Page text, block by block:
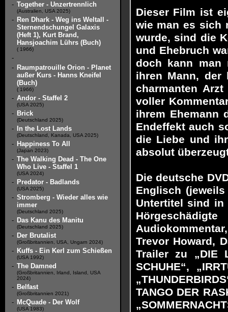
- Together - Unzertrennlich
(Australien, USA 2025)
- Ren Dhark - Weg ins Weltall -
Sternendschungel Galaxis
(Heft 1), Kurt Brand,
Hansjoachim Lührs (Buch)
( 1966)
-
- Raumpatrouille Orion - Planet
außer Kurs - Hanns Kneifel
(Buch)
( 1966)
- Andor - Staffel 2
(USA 2025)
- Brick
(Deutschland 2025)
- In the Lost Lands
(Deutschland, Kanada, USA 2025)
- Happiness To All
(Japan 2023)
- The Walking Dead - The One
Who Live - Staffel 1
(USA 2024)
- Predator - Badlands
(USA 2025)
- Stromberg - Wieder alles wie
immer
(Deutschland 2025)
- Das Kanu des Manitu
(Deutschland 2025)
- Der Brutalist
(Großbritannien, USA, Ungarn 2024)
- Kuffs - Ein Kerl zum Schießen
(USA 1992)
- The Damned
(Großbritannien, Irland, Island, USA
2024)
- Belfast
(Großbritannien 2021)
- McQuade - Der Wolf
(USA 1983)
Dieser Film ist
wie man es sich
wurde, sind die
und Ehebruch
doch kann man
ihren Mann,
charmanten
voller
ihrem Ehemann
Endeffekt auch
die Liebe und
absolut
Die deutsche
Englisch
Untertitel sind
Trevor Howard,
Trailer zu „DIE
SCHUHE“,
TANGO DER